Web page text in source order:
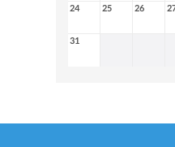
24 25 26
31